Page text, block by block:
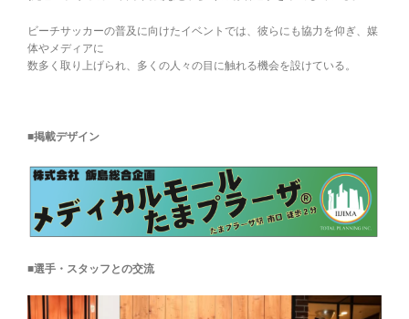
ビーチサッカーの普及に向けたイベントでは、彼らにも協力を仰ぎ、媒
体やメディアに
数多く取り上げられ、多くの人々の目に触れる機会を設けている。
■掲載デザイン
■選手・スタッフとの交流